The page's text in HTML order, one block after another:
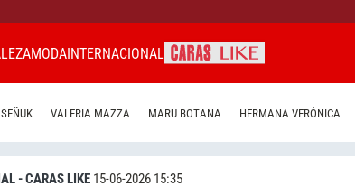
MODAINTERNACIONAL
VALERIA MAZZA MARU BOTANA HERMANA VERÓNICA
- CARAS LIKE 15-06-2026 15:35